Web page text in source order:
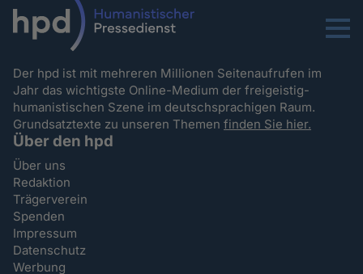
Menu
Der hpd ist mit mehreren Millionen Seitenaufrufen im
Jahr das wichtigste Online-Medium der freigeistig-
humanistischen Szene im deutschsprachigen Raum.
Grundsatztexte zu unseren Themenfinden Sie hier.
Über den hpd
Über uns
Redaktion
Trägerverein
Spenden
Impressum
Datenschutz
Werbung